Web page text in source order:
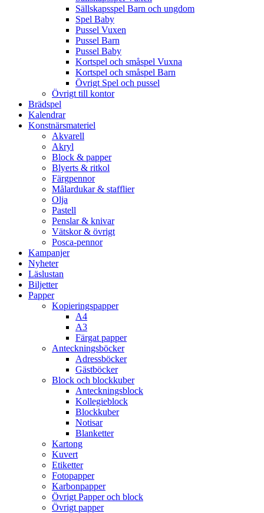
Sällskapsspel Barn och ungdom
Spel Baby
Pussel Vuxen
Pussel Barn
Pussel Baby
Kortspel och småspel Vuxna
Kortspel och småspel Barn
Övrigt Spel och pussel
Övrigt till kontor
Brädspel
Kalendrar
Konstnärsmateriel
Akvarell
Akryl
Block & papper
Blyerts & ritkol
Färgpennor
Målardukar & stafflier
Olja
Pastell
Penslar & knivar
Vätskor & övrigt
Posca-pennor
Kampanjer
Nyheter
Läslustan
Biljetter
Papper
Kopieringspapper
A4
A3
Färgat papper
Anteckningsböcker
Adressböcker
Gästböcker
Block och blockkuber
Anteckningsblock
Kollegieblock
Blockkuber
Notisar
Blanketter
Kartong
Kuvert
Etiketter
Fotopapper
Karbonpapper
Övrigt Papper och block
Övrigt papper